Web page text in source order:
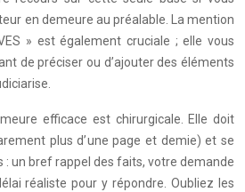
en demeure au préalable. La mention
» est également cruciale ; elle vous
de préciser ou d’ajouter des éléments
efficace est chirurgicale. Elle doit
plus d’une page et demie) et se
: un bref rappel des faits, votre demande
réaliste pour y répondre. Oubliez les